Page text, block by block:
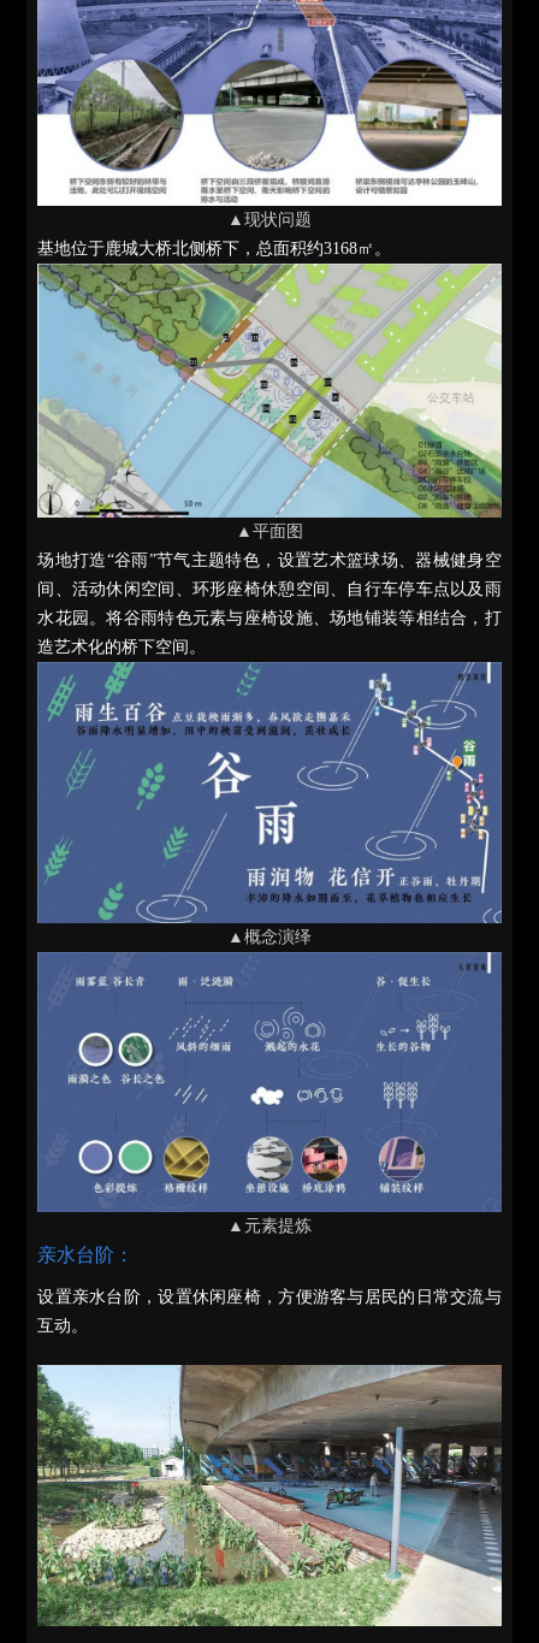
▲现状问题
基地位于鹿城大桥北侧桥下，总面积约3168㎡。
▲平面图
场地打造“谷雨”节气主题特色，设置艺术篮球场、器械健身空
间、活动休闲空间、环形座椅休憩空间、自行车停车点以及雨
水花园。将谷雨特色元素与座椅设施、场地铺装等相结合，打
造艺术化的桥下空间。
▲概念演绎
▲元素提炼
亲水台阶：
设置亲水台阶，设置休闲座椅，方便游客与居民的日常交流与
互动。